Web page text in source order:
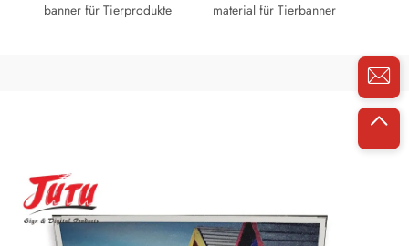
banner für Tierprodukte material für Tierbanner